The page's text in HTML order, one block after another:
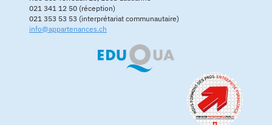
021 341 12 50 (réception)
021 353 53 53 (interprétariat communautaire)
info@appartenances.ch